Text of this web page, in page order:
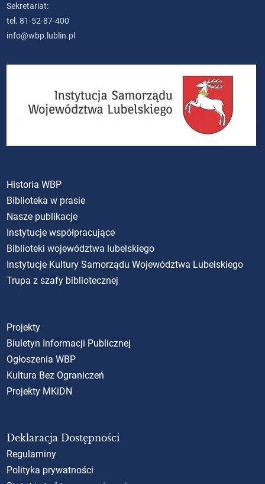
Sekretariat:
tel. 81-52-87-400
info@wbp.lublin.pl
Historia WBP
Biblioteka w prasie
Nasze publikacje
Instytucje współpracujące
Biblioteki województwa lubelskiego
Instytucje Kultury Samorządu Województwa Lubelskiego
Trupa z szafy bibliotecznej
Projekty
Biuletyn Informacji Publicznej
Ogłoszenia WBP
Kultura Bez Ograniczeń
Projekty MKiDN
Deklaracja Dostępności
Regulaminy
Polityka prywatności